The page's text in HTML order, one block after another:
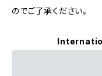
のでご了承ください。